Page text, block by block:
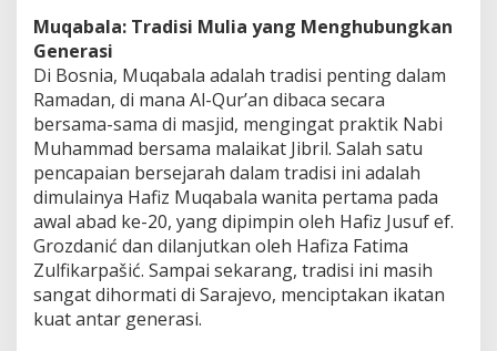
Muqabala: Tradisi Mulia yang Menghubungkan
Generasi
Di Bosnia, Muqabala adalah tradisi penting dalam
Ramadan, di mana Al-Qur’an dibaca secara
bersama-sama di masjid, mengingat praktik Nabi
Muhammad bersama malaikat Jibril. Salah satu
pencapaian bersejarah dalam tradisi ini adalah
dimulainya Hafiz Muqabala wanita pertama pada
awal abad ke-20, yang dipimpin oleh Hafiz Jusuf ef.
Grozdanić dan dilanjutkan oleh Hafiza Fatima
Zulfikarpašić. Sampai sekarang, tradisi ini masih
sangat dihormati di Sarajevo, menciptakan ikatan
kuat antar generasi.